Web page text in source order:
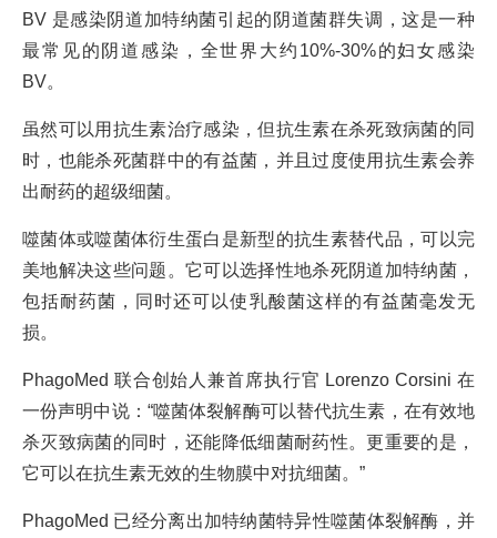
BV 是感染阴道加特纳菌引起的阴道菌群失调，这是一种
最常见的阴道感染，全世界大约10%-30%的妇女感染
BV。
虽然可以用抗生素治疗感染，但抗生素在杀死致病菌的同
时，也能杀死菌群中的有益菌，并且过度使用抗生素会养
出耐药的超级细菌。
噬菌体或噬菌体衍生蛋白是新型的抗生素替代品，可以完
美地解决这些问题。它可以选择性地杀死阴道加特纳菌，
包括耐药菌，同时还可以使乳酸菌这样的有益菌毫发无
损。
PhagoMed 联合创始人兼首席执行官 Lorenzo Corsini 在
一份声明中说：“噬菌体裂解酶可以替代抗生素，在有效地
杀灭致病菌的同时，还能降低细菌耐药性。更重要的是，
它可以在抗生素无效的生物膜中对抗细菌。”
PhagoMed 已经分离出加特纳菌特异性噬菌体裂解酶，并